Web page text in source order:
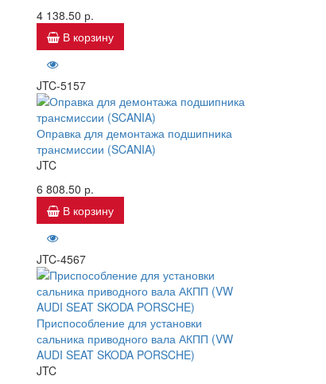
4 138.50 р.
В корзину
JTC-5157
Оправка для демонтажа подшипника
трансмиссии (SCANIA)
JTC
6 808.50 р.
В корзину
JTC-4567
Приспособление для установки
сальника приводного вала АКПП (VW
AUDI SEAT SKODA PORSCHE)
JTC